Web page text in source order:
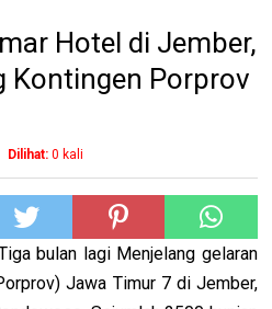
Hotel di Jember,
Kontingen Porprov
Dilihat: 0 kali
bulan lagi Menjelang gelaran
Jawa Timur 7 di Jember,